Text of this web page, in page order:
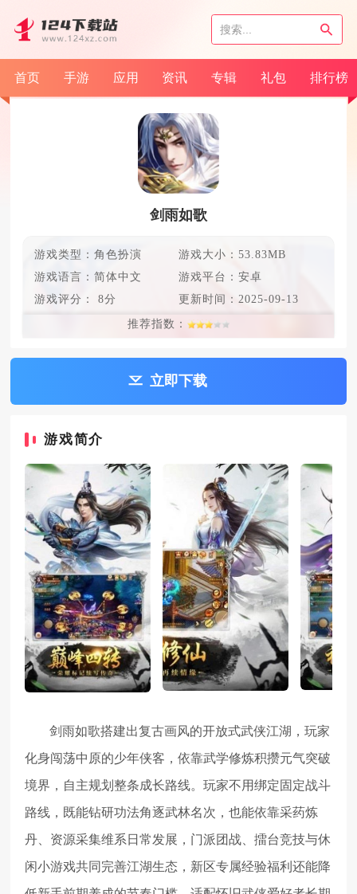
首页 手游 应用 资讯 专辑 礼包 排行榜
剑雨如歌
游戏类型：角色扮演
游戏大小：53.83MB
游戏语言： 简体中文
游戏平台：安卓
游戏评分： 8分 更新时间： 2025-09-13
推荐指数：
立即下载
游戏简介
剑雨如歌搭建出复古画风的开放式武侠江湖，玩家
化身闯荡中原的少年侠客，依靠武学修炼积攒元气突破
境界，自主规划整条成长路线。玩家不用绑定固定战斗
路线，既能钻研功法角逐武林名次，也能依靠采药炼
丹、资源采集维系日常发展，门派团战、擂台竞技与休
闲小游戏共同完善江湖生态，新区专属经验福利还能降